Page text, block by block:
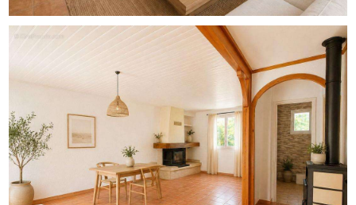
**Artisan / profession libérale** : atelier, garage et
volumes exploitables
**Marchand de biens** : fort potentiel de valorisation
après rénovation
**Pourquoi ce bien est une opportunité ?**
Secteur très recherché
Deux logements distincts déjà existants
Gros potentiel d'aménagement